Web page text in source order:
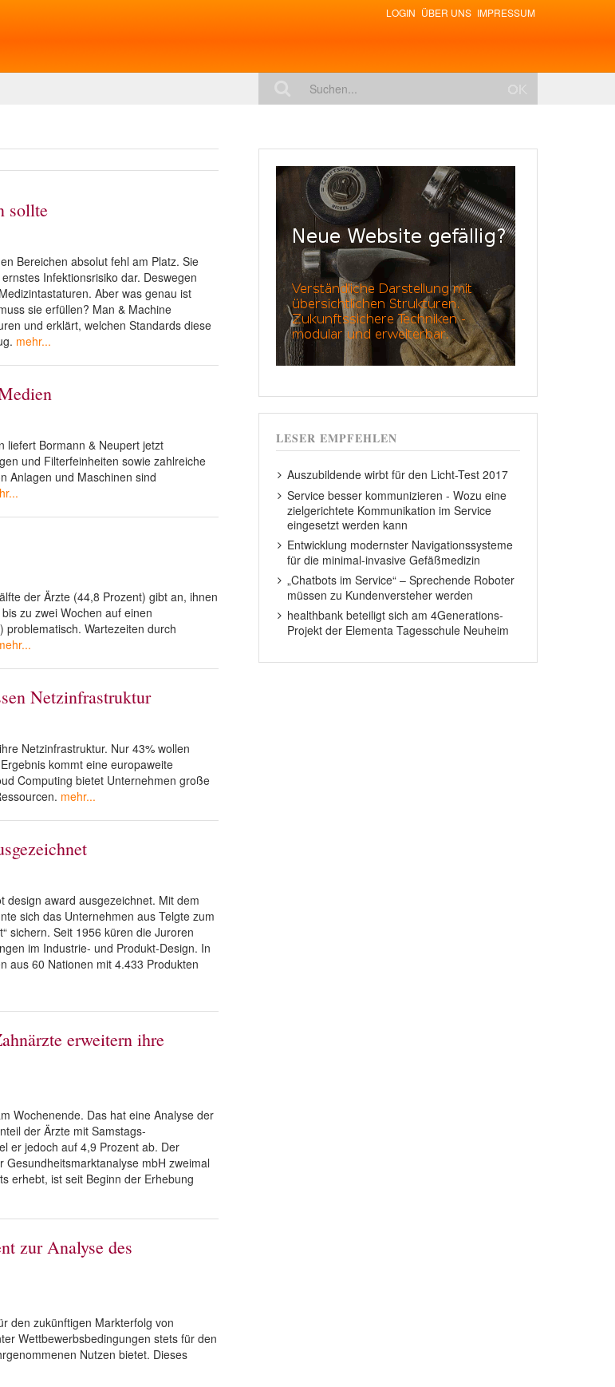
LOGIN ÜBER UNS IMPRESSUM
sollte
Bereichen absolut fehl am Platz. Sie
Infektionsrisiko dar. Deswegen
Aber was genau ist
sie erfüllen? Man & Machine
und erklärt, welchen Standards diese
mehr...
liefert Bormann & Neupert jetzt
und Filterfeinheiten sowie zahlreiche
Anlagen und Maschinen sind
der Ärzte (44,8 Prozent) gibt an, ihnen
zu zwei Wochen auf einen
Wartezeiten durch
Netzinfrastruktur
Netzinfrastruktur. Nur 43% wollen
kommt eine europaweite
Computing bietet Unternehmen große
mehr...
design award ausgezeichnet. Mit dem
sich das Unternehmen aus Telgte zum
sichern. Seit 1956 küren die Juroren
im Industrie- und Produkt-Design. In
aus 60 Nationen mit 4.433 Produkten
erweitern ihre
Wochenende. Das hat eine Analyse der
der Ärzte mit Samstags-
er jedoch auf 4,9 Prozent ab. Der
mbH zweimal
erhebt, ist seit Beginn der Erhebung
zur Analyse des
den zukünftigen Markterfolg von
Wettbewerbsbedingungen stets für den
Nutzen bietet. Dieses
LESER EMPFEHLEN
Auszubildende wirbt für den Licht-Test 2017
Service besser kommunizieren - Wozu eine
zielgerichtete Kommunikation im Service
eingesetzt werden kann
Entwicklung modernster Navigationssysteme
für die minimal-invasive Gefäßmedizin
„Chatbots im Service“ – Sprechende Roboter
müssen zu Kundenversteher werden
healthbank beteiligt sich am 4Generations-
Projekt der Elementa Tagesschule Neuheim